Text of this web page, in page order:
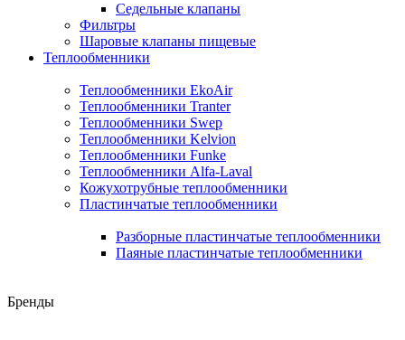
Седельные клапаны
Фильтры
Шаровые клапаны пищевые
Теплообменники
Теплообменники EkoAir
Теплообменники Tranter
Теплообменники Swep
Теплообменники Kelvion
Теплообменники Funke
Теплообменники Alfa-Laval
Кожухотрубные теплообменники
Пластинчатые теплообменники
Разборные пластинчатые теплообменники
Паяные пластинчатые теплообменники
Бренды